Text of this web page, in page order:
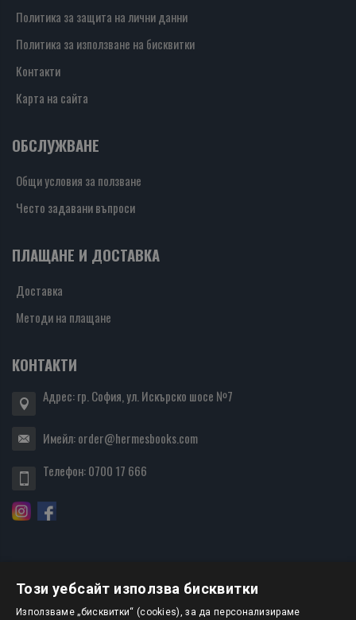
Политика за защита на лични данни
Политика за използване на бисквитки
Контакти
Карта на сайта
ОБСЛУЖВАНЕ
Общи условия за ползване
Често задавани въпроси
ПЛАЩАНЕ И ДОСТАВКА
Доставка
Методи на плащане
КОНТАКТИ
Адрес: гр. София, ул. Искърско шосе №7
Имейл:order@hermesbooks.com
Телефон:0700 17 666
БЮЛЕТИН
Този уебсайт използва бисквитки
Използваме „бисквитки“ (cookies), за да персонализираме